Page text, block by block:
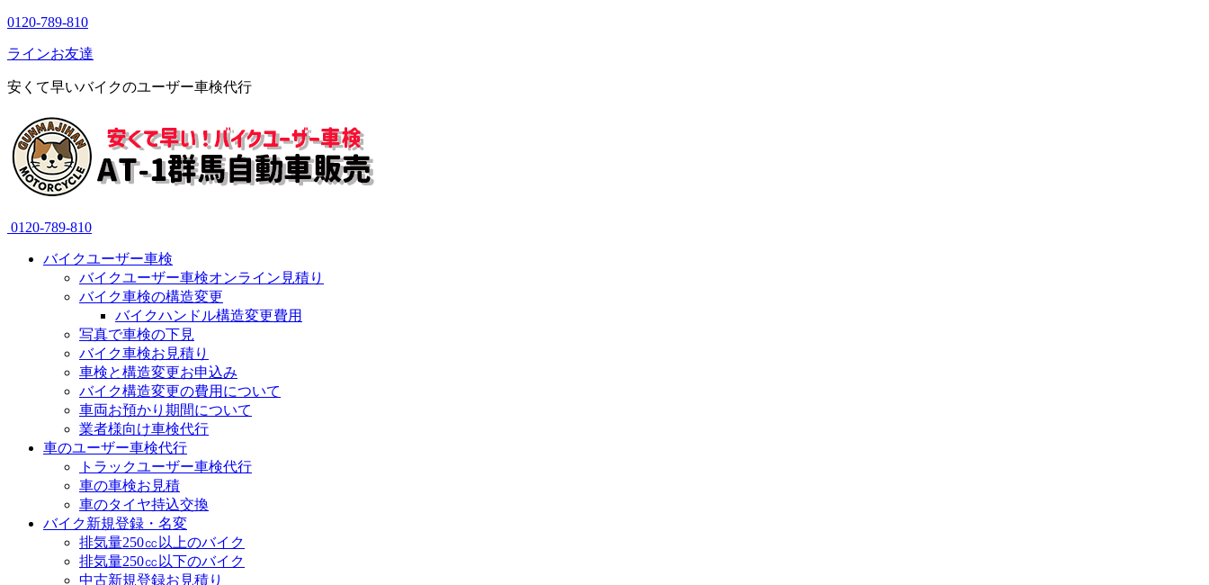
0120-789-810
ラインお友達
安くて早いバイクのユーザー車検代行
0120-789-810
バイクユーザー車検
バイクユーザー車検オンライン見積り
バイク車検の構造変更
バイクハンドル構造変更費用
写真で車検の下見
バイク車検お見積り
車検と構造変更お申込み
バイク構造変更の費用について
車両お預かり期間について
業者様向け車検代行
車のユーザー車検代行
トラックユーザー車検代行
車の車検お見積
車のタイヤ持込交換
バイク新規登録・名変
排気量250㏄以上のバイク
排気量250㏄以下のバイク
中古新規登録お見積り